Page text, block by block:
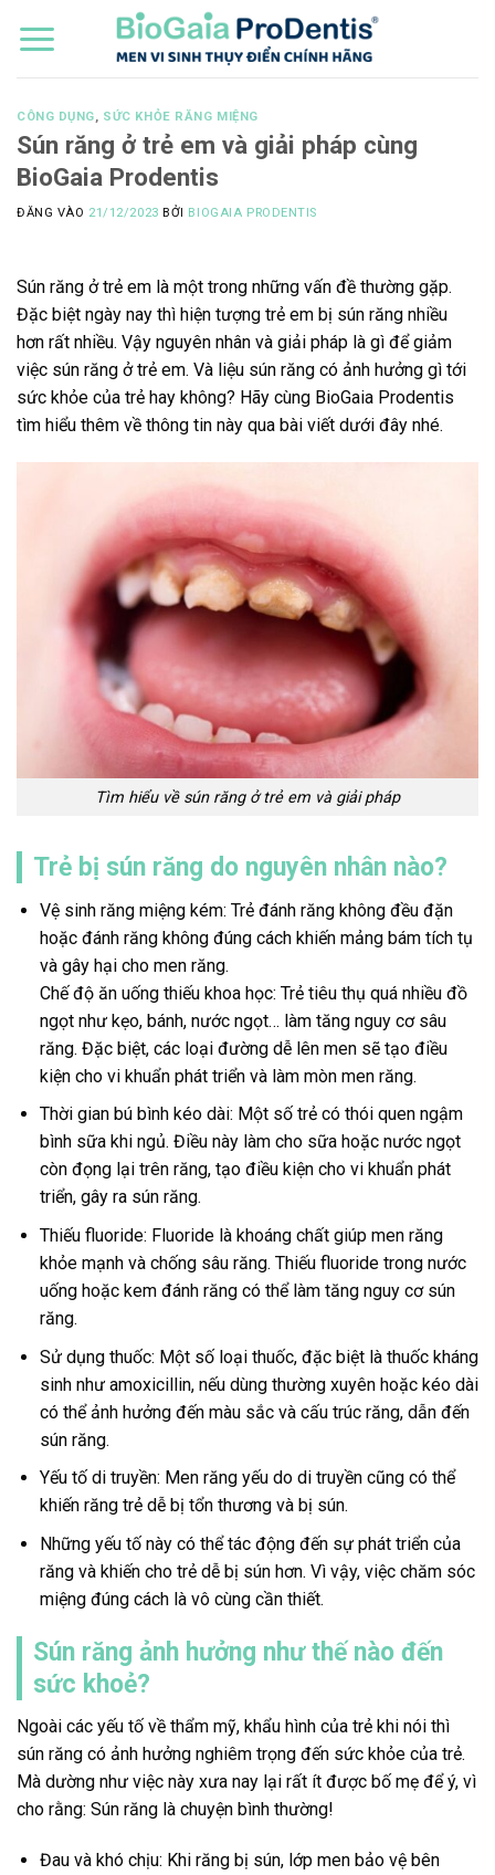
qua
CÔNG DỤNG, SỨC KHỎE RĂNG MIỆNG
Sún răng ở trẻ em và giải pháp cùng
BioGaia Prodentis
ĐĂNG VÀO 21/12/2023 BỞI BIOGAIA PRODENTIS
Sún răng ở trẻ em là một trong những vấn đề thường gặp.
Đặc biệt ngày nay thì hiện tượng trẻ em bị sún răng nhiều
hơn rất nhiều. Vậy nguyên nhân và giải pháp là gì để giảm
việc sún răng ở trẻ em. Và liệu sún răng có ảnh hưởng gì tới
sức khỏe của trẻ hay không? Hãy cùng BioGaia Prodentis
tìm hiểu thêm về thông tin này qua bài viết dưới đây nhé.
Tìm hiểu về sún răng ở trẻ em và giải pháp
Trẻ bị sún răng do nguyên nhân nào?
Vệ sinh răng miệng kém: Trẻ đánh răng không đều đặn
hoặc đánh răng không đúng cách khiến mảng bám tích tụ
và gây hại cho men răng.
Chế độ ăn uống thiếu khoa học: Trẻ tiêu thụ quá nhiều đồ
ngọt như kẹo, bánh, nước ngọt… làm tăng nguy cơ sâu
răng. Đặc biệt, các loại đường dễ lên men sẽ tạo điều
kiện cho vi khuẩn phát triển và làm mòn men răng.
Thời gian bú bình kéo dài: Một số trẻ có thói quen ngậm
bình sữa khi ngủ. Điều này làm cho sữa hoặc nước ngọt
còn đọng lại trên răng, tạo điều kiện cho vi khuẩn phát
triển, gây ra sún răng.
Thiếu fluoride: Fluoride là khoáng chất giúp men răng
khỏe mạnh và chống sâu răng. Thiếu fluoride trong nước
uống hoặc kem đánh răng có thể làm tăng nguy cơ sún
răng.
Sử dụng thuốc: Một số loại thuốc, đặc biệt là thuốc kháng
sinh như amoxicillin, nếu dùng thường xuyên hoặc kéo dài
có thể ảnh hưởng đến màu sắc và cấu trúc răng, dẫn đến
sún răng.
Yếu tố di truyền: Men răng yếu do di truyền cũng có thể
khiến răng trẻ dễ bị tổn thương và bị sún.
Những yếu tố này có thể tác động đến sự phát triển của
răng và khiến cho trẻ dễ bị sún hơn. Vì vậy, việc chăm sóc
miệng đúng cách là vô cùng cần thiết.
Sún răng ảnh hưởng như thế nào đến
sức khoẻ?
Ngoài các yếu tố về thẩm mỹ, khẩu hình của trẻ khi nói thì
sún răng có ảnh hưởng nghiêm trọng đến sức khỏe của trẻ.
Mà dường như việc này xưa nay lại rất ít được bố mẹ để ý, vì
cho rằng: Sún răng là chuyện bình thường!
Đau và khó chịu: Khi răng bị sún, lớp men bảo vệ bên